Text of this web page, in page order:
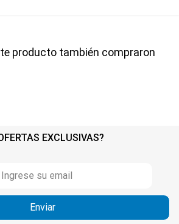
producto también compraron
EXCLUSIVAS?